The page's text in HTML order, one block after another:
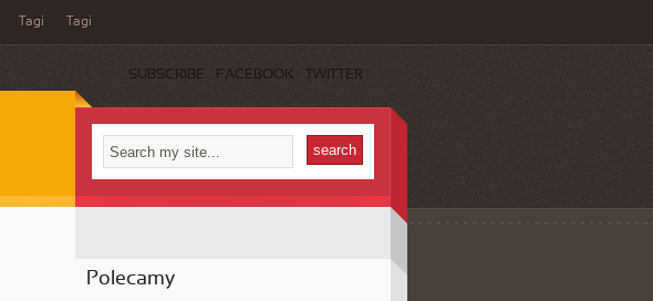
Tagi Tagi
SUBSCRIBE FACEBOOK TWITTER
Polecamy